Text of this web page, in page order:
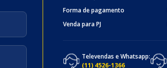
Forma de pagamento
Venda para PJ
Televendas e Whatsapp:
(11) 4526-1366